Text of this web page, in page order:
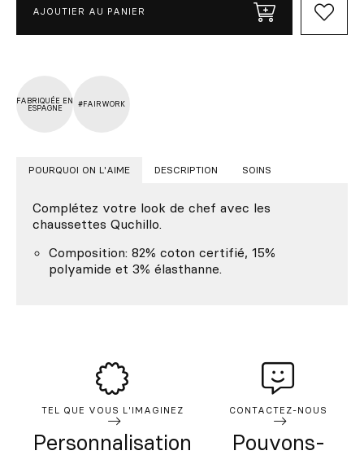
AJOUTIER AU PANIER
FABRIQUÉE EN
ESPAGNE
#FAIRWORK
POURQUOI ON L'AIME DESCRIPTION SOINS
Complétez votre look de chef avec les
chaussettes Quchillo.
Composition: 82% coton certifié, 15%
polyamide et 3% élasthanne.
TEL QUE VOUS L'IMAGINEZ
Personnalisation
CONTACTEZ-NOUS
Pouvons-